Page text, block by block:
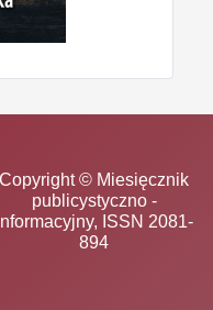
Copyright © Miesięcznik
publicystyczno -
ISSN 2081-
894